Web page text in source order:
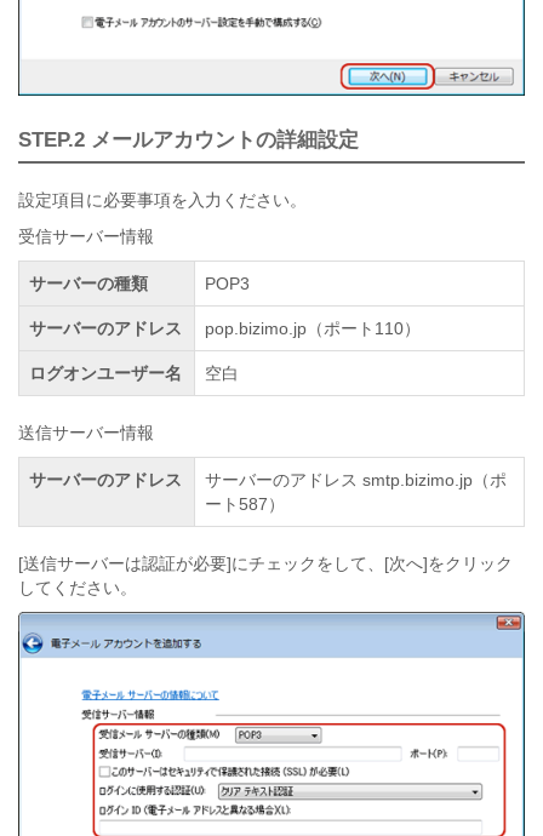
STEP.2 メールアカウントの詳細設定
設定項目に必要事項を入力ください。
受信サーバー情報
サーバーの種類 POP3
サーバーのアドレス pop.bizimo.jp（ポート110）
ログオンユーザー名 空白
送信サーバー情報
サーバーのアドレス
サーバーのアドレス smtp.bizimo.jp（ポ
ート587）
[送信サーバーは認証が必要]にチェックをして、[次へ]をクリック
してください。